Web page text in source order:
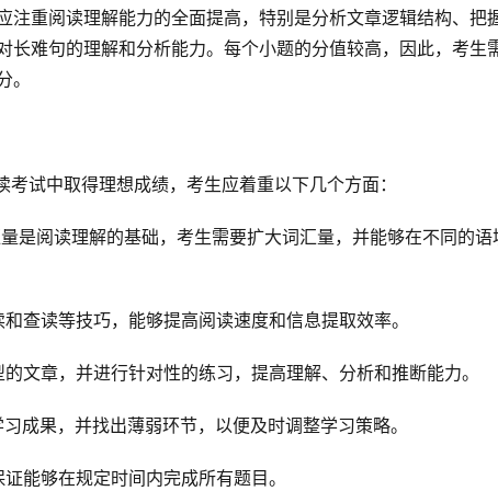
注重阅读理解能力的全面提高，特别是分析文章逻辑结构、把
长难句的理解和分析能力。每个小题的分值较高，因此，考生
试中取得理想成绩，考生应着重以下几个方面：
是阅读理解的基础，考生需要扩大词汇量，并能够在不同的语
查读等技巧，能够提高阅读速度和信息提取效率。
文章，并进行针对性的练习，提高理解、分析和推断能力。
成果，并找出薄弱环节，以便及时调整学习策略。
能够在规定时间内完成所有题目。